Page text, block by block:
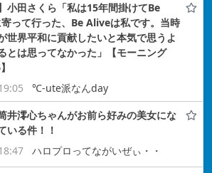
】小田さくら「私は15年間掛けてBe
って行った、Be Aliveは私です。当時
世界平和に貢献したいと本気で思うよ
とは思ってなかった」【モーニング
℃-ute派なんday
井澪心ちゃんがお前ら好みの美女にな
いる件！！
ハロプロってながいぜぃ・・